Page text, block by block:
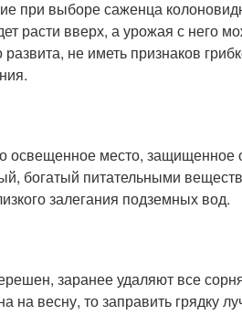
при выборе саженца
расти вверх, а урожая с него
не иметь признаков
место, защищенное
богатый питательными
залегания подземных вод.
заранее удаляют все
на весну, то заправить грядку